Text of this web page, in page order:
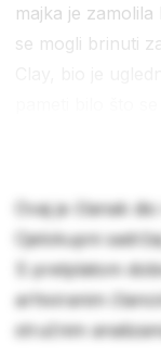
majka je
se mogli brinuti
Ovaj je članak
Cjelokupni
S pretplatom
arhiviranim
stručnim